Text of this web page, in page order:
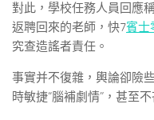
對此，學校任務人員回應
返聘回來的老師，快7賓士
究查造謠者責任。
事實并不復雜，輿論卻險
時敏捷“腦補劇情”，甚至不